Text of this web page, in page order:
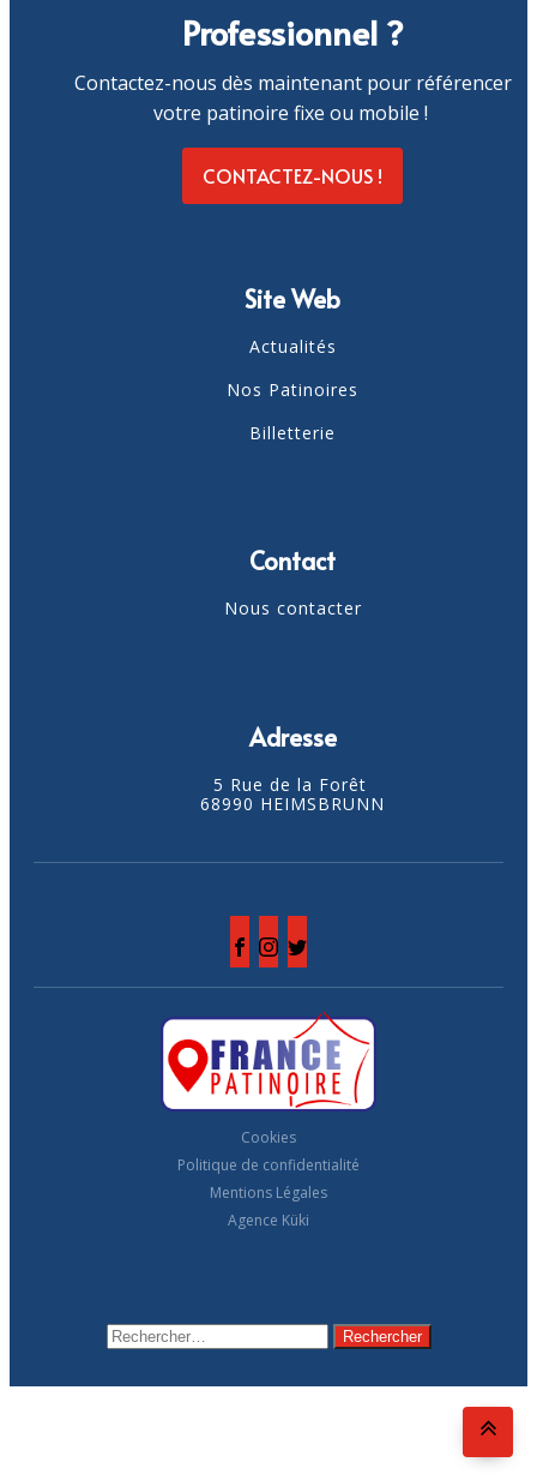
Professionnel ?
Contactez-nous dès maintenant pour référencer
votre patinoire fixe ou mobile !
CONTACTEZ-NOUS !
Site Web
Actualités
Nos Patinoires
Billetterie
Contact
Nous contacter
Adresse
5 Rue de la Forêt
68990 HEIMSBRUNN
Cookies
Politique de confidentialité
Mentions Légales
Agence Küki
Rechercher :